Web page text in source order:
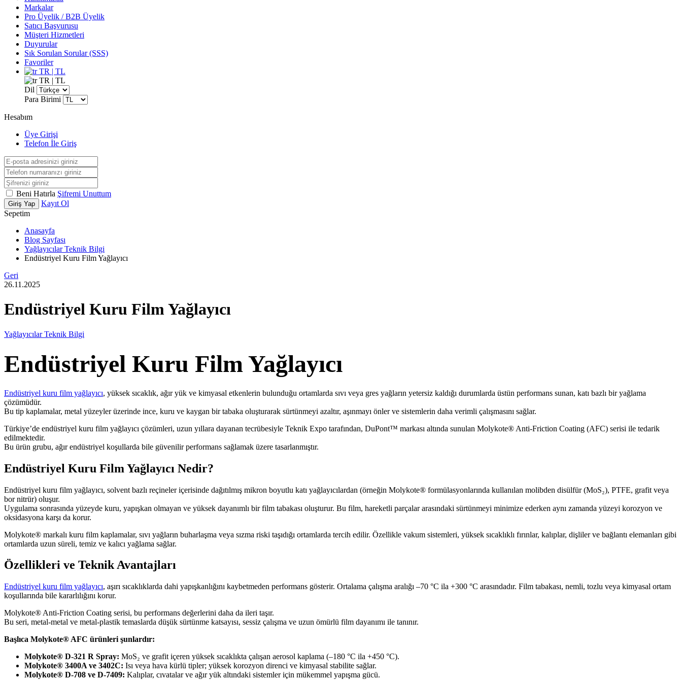
Markalar
Pro Üyelik / B2B Üyelik
Satıcı Başvurusu
Müşteri Hizmetleri
Duyurular
Sık Sorulan Sorular (SSS)
Favoriler
TR | TL
TR | TL
Dil
Para Birimi
Hesabım
Üye Girişi
Telefon İle Giriş
Beni Hatırla Şifremi Unuttum
Giriş Yap
Kayıt Ol
Sepetim
Anasayfa
Blog Sayfası
Yağlayıcılar Teknik Bilgi
Endüstriyel Kuru Film Yağlayıcı
Geri
26.11.2025
Endüstriyel Kuru Film Yağlayıcı
Yağlayıcılar Teknik Bilgi
Endüstriyel Kuru Film Yağlayıcı
Endüstriyel kuru film yağlayıcı, yüksek sıcaklık, ağır yük ve kimyasal etkenlerin bulunduğu ortamlarda sıvı veya gres yağların yetersiz kaldığı durumlarda üstün performans sunan, katı bazlı bir yağlama
çözümüdür.
Bu tip kaplamalar, metal yüzeyler üzerinde ince, kuru ve kaygan bir tabaka oluşturarak sürtünmeyi azaltır, aşınmayı önler ve sistemlerin daha verimli çalışmasını sağlar.
Türkiye’de endüstriyel kuru film yağlayıcı çözümleri, uzun yıllara dayanan tecrübesiyle Teknik Expo tarafından, DuPont™ markası altında sunulan Molykote® Anti-Friction Coating (AFC) serisi ile tedarik
edilmektedir.
Bu ürün grubu, ağır endüstriyel koşullarda bile güvenilir performans sağlamak üzere tasarlanmıştır.
Endüstriyel Kuru Film Yağlayıcı Nedir?
Endüstriyel kuru film yağlayıcı, solvent bazlı reçineler içerisinde dağıtılmış mikron boyutlu katı yağlayıcılardan (örneğin Molykote® formülasyonlarında kullanılan molibden disülfür (MoS₂), PTFE, grafit veya
bor nitrür) oluşur.
Uygulama sonrasında yüzeyde kuru, yapışkan olmayan ve yüksek dayanımlı bir film tabakası oluşturur. Bu film, hareketli parçalar arasındaki sürtünmeyi minimize ederken aynı zamanda yüzeyi korozyon ve
oksidasyona karşı da korur.
Molykote® markalı kuru film kaplamalar, sıvı yağların buharlaşma veya sızma riski taşıdığı ortamlarda tercih edilir. Özellikle vakum sistemleri, yüksek sıcaklıklı fırınlar, kalıplar, dişliler ve bağlantı elemanları gibi
ortamlarda uzun süreli, temiz ve kalıcı yağlama sağlar.
Özellikleri ve Teknik Avantajları
Endüstriyel kuru film yağlayıcı, aşırı sıcaklıklarda dahi yapışkanlığını kaybetmeden performans gösterir. Ortalama çalışma aralığı –70 °C ila +300 °C arasındadır. Film tabakası, nemli, tozlu veya kimyasal ortam
koşullarında bile kararlılığını korur.
Molykote® Anti-Friction Coating serisi, bu performans değerlerini daha da ileri taşır.
Bu seri, metal-metal ve metal-plastik temaslarda düşük sürtünme katsayısı, sessiz çalışma ve uzun ömürlü film dayanımı ile tanınır.
Başlıca Molykote® AFC ürünleri şunlardır:
Molykote® D-321 R Spray: MoS₂ ve grafit içeren yüksek sıcaklıkta çalışan aerosol kaplama (–180 °C ila +450 °C).
Molykote® 3400A ve 3402C: Isı veya hava kürlü tipler; yüksek korozyon direnci ve kimyasal stabilite sağlar.
Molykote® D-708 ve D-7409: Kalıplar, cıvatalar ve ağır yük altındaki sistemler için mükemmel yapışma gücü.